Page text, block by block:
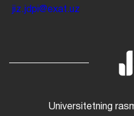
jiz.jdpi@exat.uz
Universitetning